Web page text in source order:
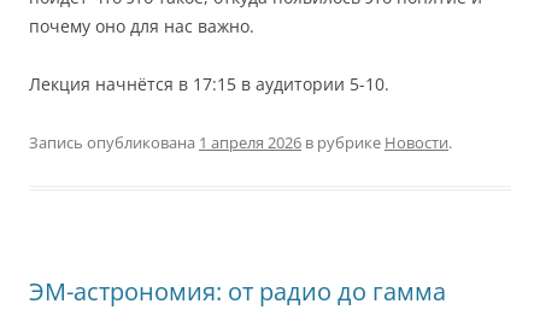
почему оно для нас важно.
Лекция начнётся в 17:15 в аудитории 5-10.
Запись опубликована 1 апреля 2026 в рубрике Новости.
ЭМ-астрономия: от радио до гамма